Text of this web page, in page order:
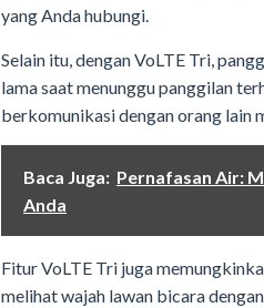
yang Anda hubungi.
Selain itu, dengan VoLTE Tri,
lama saat menunggu panggilan
berkomunikasi dengan orang lain
Baca Juga: Pernafasan Air:
Anda
Fitur VoLTE Tri juga
melihat wajah lawan bicara